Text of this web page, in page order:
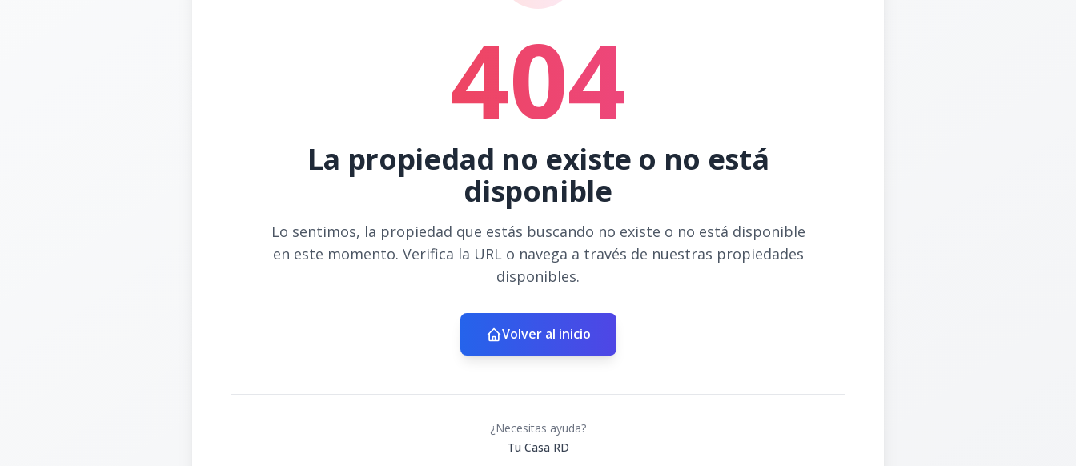
404
La propiedad no existe o no está
disponible
Lo sentimos, la propiedad que estás buscando no existe o no está disponible
en este momento. Verifica la URL o navega a través de nuestras propiedades
disponibles.
Volver al inicio
¿Necesitas ayuda?
Tu Casa RD